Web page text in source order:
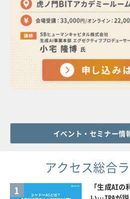
イベント・セミナー情
アクセス総合
1
「生成AI